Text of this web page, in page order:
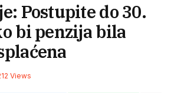
Postupite do 30.
bi penzija bila
Views